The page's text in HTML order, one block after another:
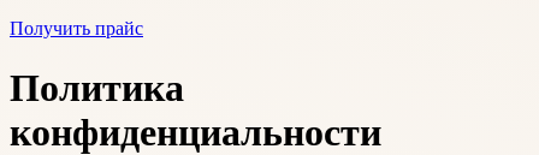
Получить прайс
Политика
конфиденциальности